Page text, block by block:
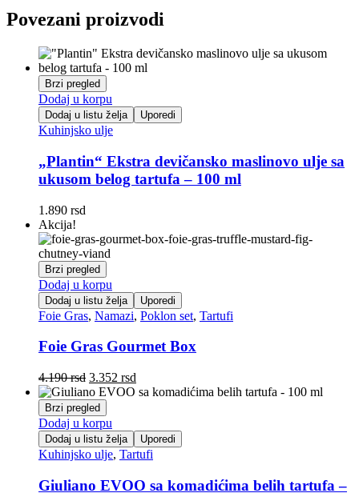
Povezani proizvodi
Brzi pregled
Dodaj u korpu
Dodaj u listu želja Uporedi
Kuhinjsko ulje
„Plantin“ Ekstra devičansko maslinovo ulje sa
ukusom belog tartufa – 100 ml
1.890 rsd
Akcija!
Brzi pregled
Dodaj u korpu
Dodaj u listu želja Uporedi
Foie Gras, Namazi, Poklon set, Tartufi
Foie Gras Gourmet Box
4.190rsd Originalna
cena
je
bila:
4.190 rsd.
3.352 rsd
cena
Brzi pregled
Dodaj u korpu
Dodaj u listu želja Uporedi
Kuhinjsko ulje, Tartufi
Giuliano EVOO sa komadićima belih tartufa –